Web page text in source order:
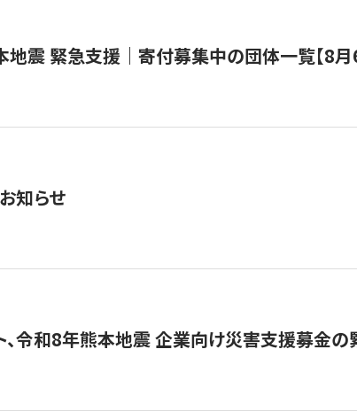
震 緊急支援｜寄付募集中の団体一覧【8月
知らせ
、令和8年熊本地震 企業向け災害支援募金